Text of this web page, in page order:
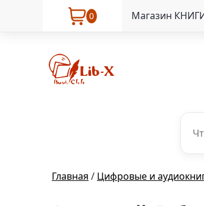
0 Магазин
Главная / Цифровые и